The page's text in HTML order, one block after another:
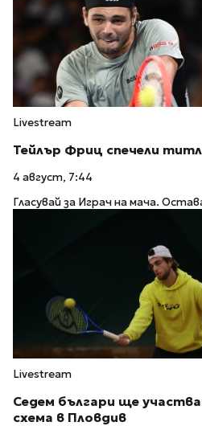
Livestream
Тейлър Фриц спечели
4 август, 7:44
Гласувай за Играч на мача.
Livestream
Седем българи ще
схема в Пловдив